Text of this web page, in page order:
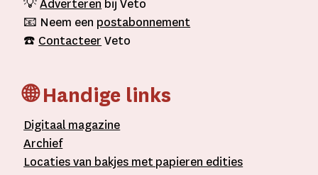
💡Adverteren bij Veto
📧 Neem een postabonnement
☎️ Contacteer Veto
🌐 Handige links
Digitaal magazine
Archief
Locaties van bakjes metpapieren edities